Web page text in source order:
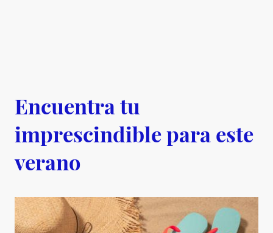
Encuentra tu
imprescindible para este
verano